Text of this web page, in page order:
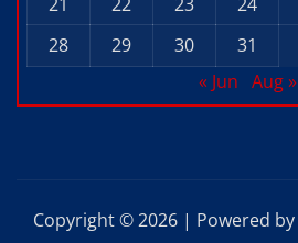
21
22 23 24
28
29 30
31
« Jun Aug »
Copyright © 2026 | Powered by